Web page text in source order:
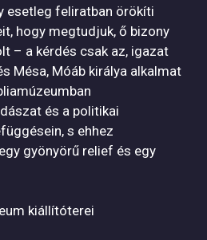
esetleg feliratban örökíti
hogy megtudjuk, ő bizony
– a kérdés csak az, igazat
Mésa, Móáb királya alkalmat
és a politikai
s ehhez
gyönyörű relief és egy
kiállítóterei